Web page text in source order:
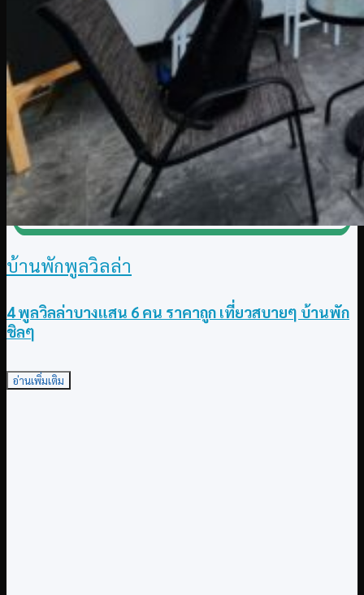
บ้านพักพูลวิลล่า
4 พูลวิลล่าบางแสน 6 คน ราคาถูก เที่ยวสบายๆ บ้านพัก
ชิลๆ
อ่านเพิ่มเติม